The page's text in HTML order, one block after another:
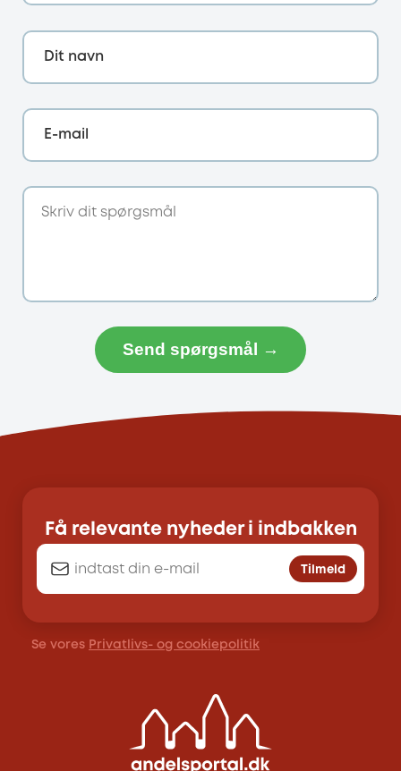
Dit navn
E-mail
Send spørgsmål →
Få relevante nyheder i indbakken
Tilmeld
Se vores Privatlivs- og cookiepolitik